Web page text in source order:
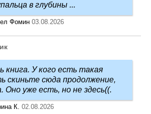
в глубины ...
Фомин 03.08.2026
книга. У кого есть такая
скиньте сюда продолжение,
Оно уже есть, но не здесь((.
К. 02.08.2026